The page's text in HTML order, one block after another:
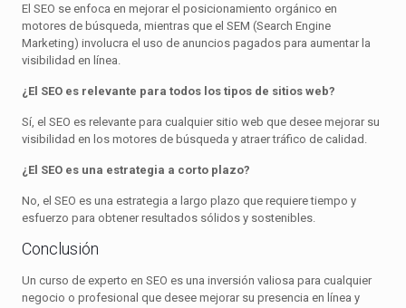
El SEO se enfoca en mejorar el posicionamiento orgánico en
motores de búsqueda, mientras que el SEM (Search Engine
Marketing) involucra el uso de anuncios pagados para aumentar la
visibilidad en línea.
¿El SEO es relevante para todos los tipos de sitios web?
Sí, el SEO es relevante para cualquier sitio web que desee mejorar su
visibilidad en los motores de búsqueda y atraer tráfico de calidad.
¿El SEO es una estrategia a corto plazo?
No, el SEO es una estrategia a largo plazo que requiere tiempo y
esfuerzo para obtener resultados sólidos y sostenibles.
Conclusión
Un curso de experto en SEO es una inversión valiosa para cualquier
negocio o profesional que desee mejorar su presencia en línea y